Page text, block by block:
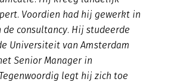
Voordien had hij gewerkt in
consultancy. Hij studeerde
Universiteit van Amsterdam
Senior Manager in
legt hij zich toe